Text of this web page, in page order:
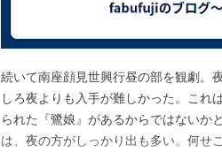
続いて南座顔見世興行昼の部を観劇。
しろ夜よりも入手が難しかった。これ
られた『鷺娘』があるからではないか
は、夜の方がしっかり出も多い。何せ